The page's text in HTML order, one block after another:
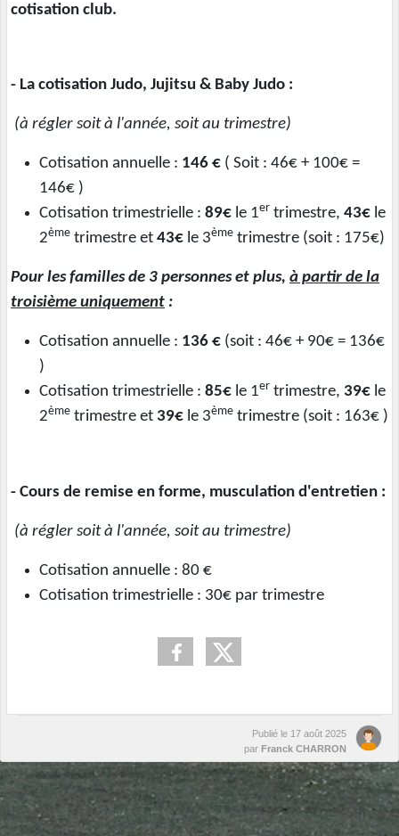
cotisation club.
- La cotisation Judo, Jujitsu & Baby Judo :
(à régler soit à l'année, soit au trimestre)
Cotisation annuelle : 146 € ( Soit : 46€ + 100€ =
146€ )
Cotisation trimestrielle : 89€ le 1er trimestre, 43€ le
2ème trimestre et 43€ le 3ème trimestre (soit : 175€)
Pour les familles de 3 personnes et plus, à partir de la
troisième uniquement :
Cotisation annuelle : 136 € (soit : 46€ + 90€ = 136€
)
Cotisation trimestrielle : 85€ le 1er trimestre, 39€ le
2ème trimestre et 39€ le 3ème trimestre (soit : 163€ )
- Cours de remise en forme, musculation d'entretien :
(à régler soit à l'année, soit au trimestre)
Cotisation annuelle : 80 €
Cotisation trimestrielle : 30€ par trimestre
Publié le 17 août 2025
par Franck CHARRON